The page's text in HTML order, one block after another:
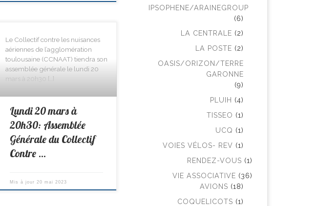
Le Collectif contre les nuisances
aériennes de l’agglomération
toulousaine (CCNAAT) tiendra son
assemblée générale le lundi 20
mars à 20h30 […]
Lundi 20 mars à
20h30: Assemblée
Générale du Collectif
Contre …
Mis à jour 20 mai 2023
IPSOPHENE/ARAINEGROUP
(6)
LA CENTRALE (2)
LA POSTE (2)
OASIS/ORIZON/TERRE
GARONNE
(9)
PLUIH (4)
TISSEO (1)
UCQ (1)
VOIES VÉLOS- REV (1)
RENDEZ-VOUS (1)
VIE ASSOCIATIVE (36)
AVIONS (18)
COQUELICOTS (1)